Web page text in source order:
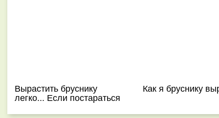
Вырастить бруснику
легко... Если постараться
Как я бруснику